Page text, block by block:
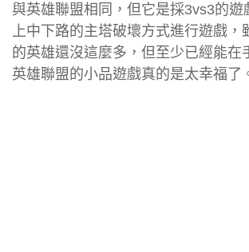
與英雄聯盟相同，但它是採3vs3的遊
上中下路的主塔破壞方式進行遊戲，
的英雄還沒這麼多，但至少已經能在
英雄聯盟的小品遊戲真的是太幸福了